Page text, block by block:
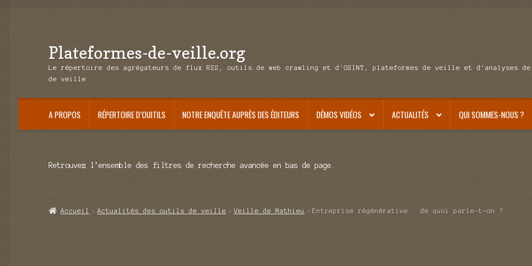
Aller
à
Aller
au
Plateformes-de-veille.org
Le répertoire des agrégateurs de flux RSS, outils de web crawling et d'OSINT, plateformes de veille et d'analyses de
de veille
A PROPOS RÉPERTOIRE D’OUITILS NOTRE ENQUÊTE AUPRÈS DES ÉDITEURS DÉMOS VIDÉOS ACTUALITÉS QUI SOMMES-NOUS ?
Retrouvez l’ensemble des filtres de recherche avancée en bas de page.
Accueil Actualités des outils de veille Veille de Mathieu Entreprise régénérative : de quoi parle-t-on ?